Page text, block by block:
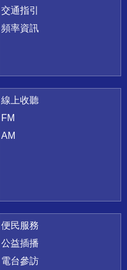
交通指引
頻率資訊
線上收聽
FM
AM
便民服務
公益插播
電台參訪